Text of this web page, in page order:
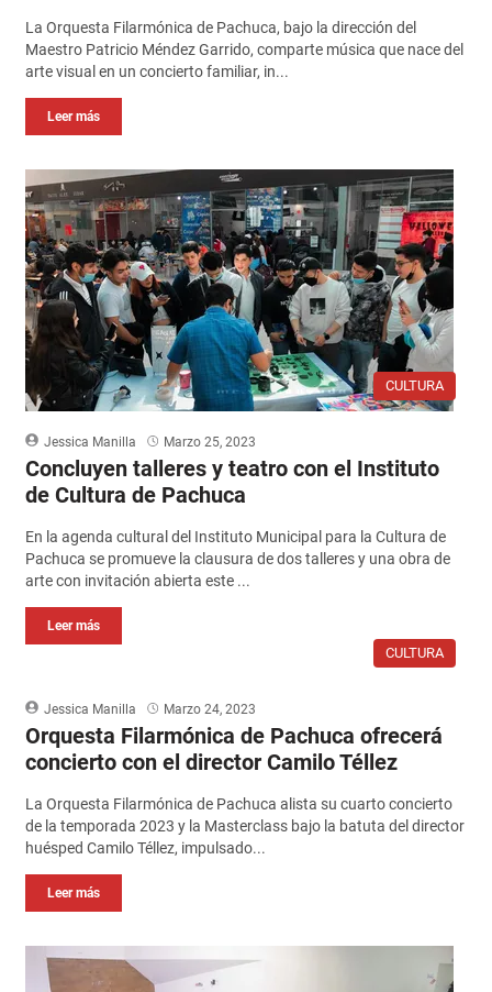
La Orquesta Filarmónica de Pachuca, bajo la dirección del
Maestro Patricio Méndez Garrido, comparte música que nace del
arte visual en un concierto familiar, in...
Leer más
CULTURA
Jessica Manilla Marzo 25, 2023
Concluyen talleres y teatro con el Instituto
de Cultura de Pachuca
En la agenda cultural del Instituto Municipal para la Cultura de
Pachuca se promueve la clausura de dos talleres y una obra de
arte con invitación abierta este ...
Leer más
CULTURA
Jessica Manilla Marzo 24, 2023
Orquesta Filarmónica de Pachuca ofrecerá
concierto con el director Camilo Téllez
La Orquesta Filarmónica de Pachuca alista su cuarto concierto
de la temporada 2023 y la Masterclass bajo la batuta del director
huésped Camilo Téllez, impulsado...
Leer más